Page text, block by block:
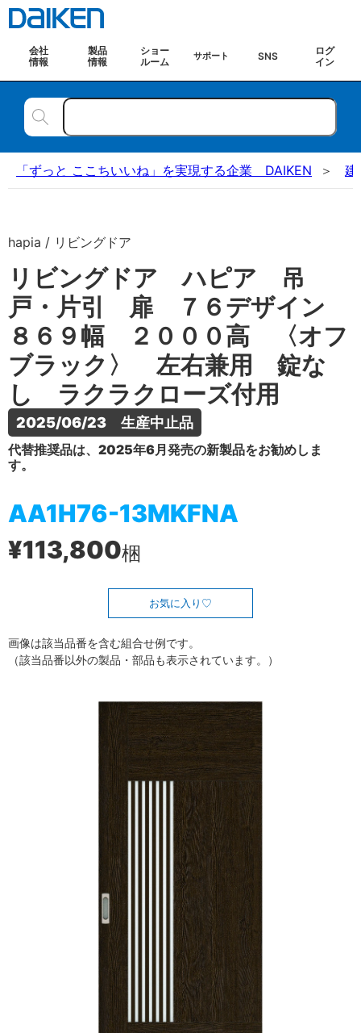
会社
情報
製品
情報
ショー
ルーム
サポート SNS
ログ
イン
「ずっと ここちいいね」を実現する企業 DAIKEN 建
hapia / リビングドア
リビングドア ハピア 吊
戸・片引 扉 ７６デザイン
８６９幅 ２０００高 〈オフ
ブラック〉 左右兼用 錠な
し ラクラクローズ付用
2025/06/23　生産中止品
代替推奨品は、2025年6月発売の新製品をお勧めしま
す。
AA1H76-13MKFNA
¥113,800梱
お気に入り
画像は該当品番を含む組合せ例です。
（該当品番以外の製品・部品も表示されています。）